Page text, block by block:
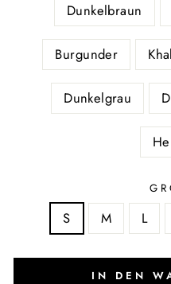
Dunkelbraun
Burgunder
Dunkelgrau
S M L
IN DEN